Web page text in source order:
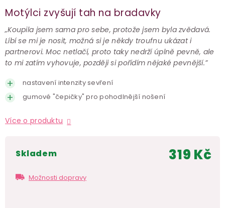
Motýlci zvyšují tah na bradavky
„Koupila jsem sama pro sebe, protože jsem byla zvědavá.
Líbí se mi je nosit, možná si je někdy troufnu ukázat i
partnerovi. Moc netlačí, proto taky nedrží úplně pevně, ale
to mi zatím vyhovuje, později si pořídím nějaké pevnější.”
nastavení intenzity sevření
gumové "čepičky" pro pohodlnější nošení
Více o produktu
skladem
Možnosti dopravy
319 Kč